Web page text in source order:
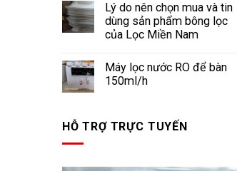
Lý do nên chọn mua và tin
dùng sản phẩm bông lọc
của Lọc Miền Nam
Máy lọc nước RO để bàn
150ml/h
HỖ TRỢ TRỰC TUYẾN